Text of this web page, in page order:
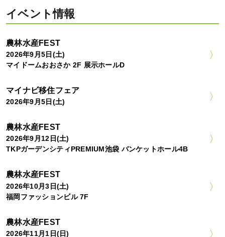
イベント情報
農林水産FEST
2026年9月5日(土)
マイドームおおさか 2F 展示ホールD
マイナビ移住フェア
2026年9月5日(土)
農林水産FEST
2026年9月12日(土)
TKPガーデンシティPREMIUM池袋 バンケットホール4B
農林水産FEST
2026年10月3日(土)
福岡ファッションビル 7F
農林水産FEST
2026年11月1日(日)